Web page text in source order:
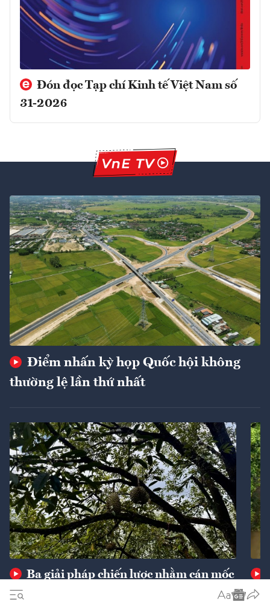
Đón đọc Tạp chí Kinh tế Việt Nam số
31-2026
Điểm nhấn kỳ họp Quốc hội không
thường lệ lần thứ nhất
Ba giải pháp chiến lược nhằm cán mốc
xuất khẩu 74 tỷ USD